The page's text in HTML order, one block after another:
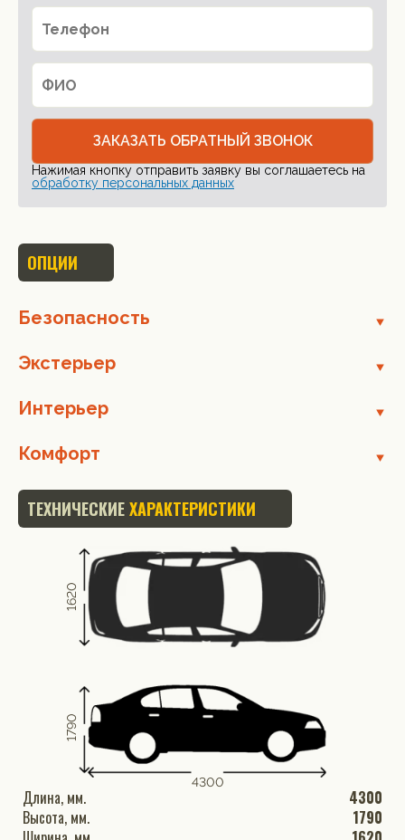
ЗАКАЗАТЬ ОБРАТНЫЙ ЗВОНОК
Нажимая кнопку отправить заявку вы соглашаетесь на
обработку персональных данных
ОПЦИИ
Безопасность
Экстерьер
Интерьер
Комфорт
ТЕХНИЧЕСКИЕХАРАКТЕРИСТИКИ
4300
1790
1620
Длина, мм.
4300
Высота, мм.
1790